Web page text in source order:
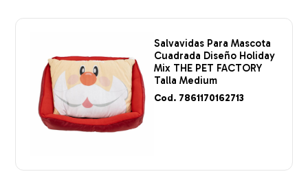
Salvavidas Para Mascota
Cuadrada Diseño Holiday
Mix THE PET FACTORY
Talla Medium
Cod. 7861170162713